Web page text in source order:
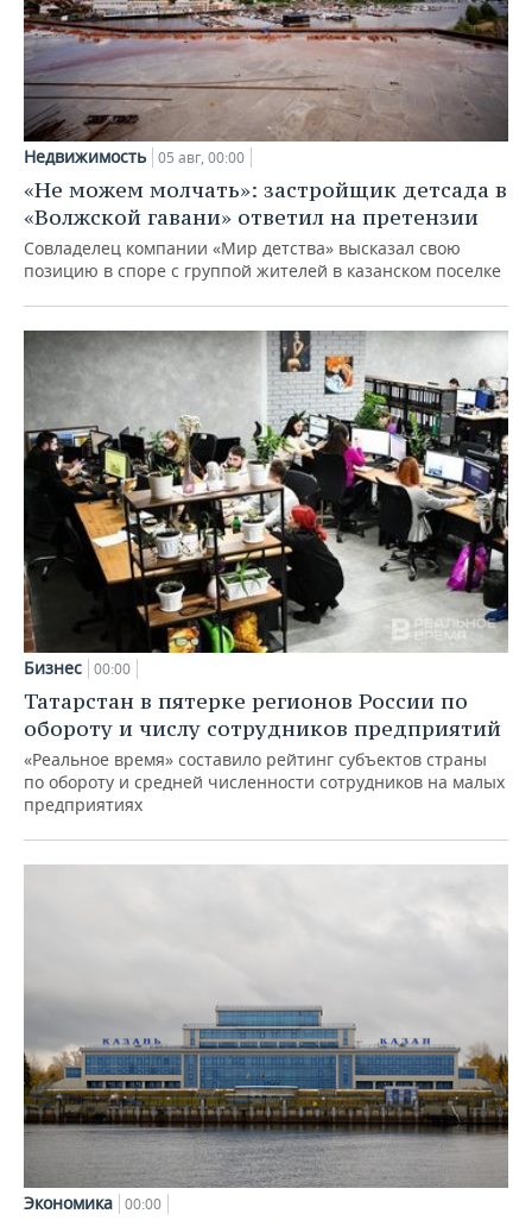
Недвижимость 05 авг, 00:00
«Не можем молчать»: застройщик детсада в
«Волжской гавани» ответил на претензии
Совладелец компании «Мир детства» высказал свою
позицию в споре с группой жителей в казанском поселке
Бизнес 00:00
Татарстан в пятерке регионов России по
обороту и числу сотрудников предприятий
«Реальное время» составило рейтинг субъектов страны
по обороту и средней численности сотрудников на малых
предприятиях
Экономика 00:00